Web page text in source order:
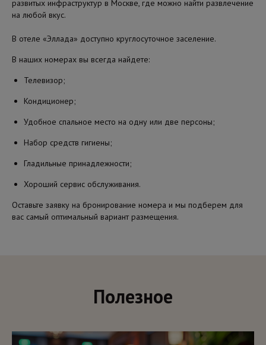
развитых инфраструктур в Москве, где можно найти развлечение
на любой вкус.
В отеле «Эллада» доступно круглосуточное заселение.
В наших номерах вы всегда найдете:
Телевизор;
Кондиционер;
Удобное спальное место на одну или две персоны;
Набор средств гигиены;
Гладильные принадлежности;
Хороший сервис обслуживания.
Оставьте заявку на бронирование номера и мы подберем для
вас самый оптимальный вариант размещения.
Полезное